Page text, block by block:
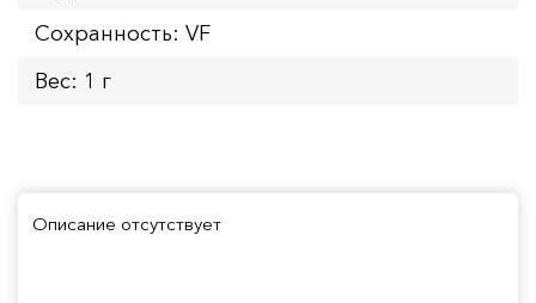
Сохранность: VF
Вес: 1 г
Описание отсутствует